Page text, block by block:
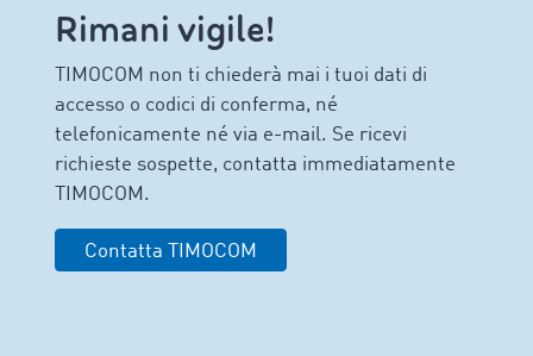
Rimani vigile!
TIMOCOM non ti chiederà mai i tuoi dati di
accesso o codici di conferma, né
telefonicamente né via e-mail. Se ricevi
richieste sospette, contatta immediatamente
TIMOCOM.
Contatta TIMOCOM